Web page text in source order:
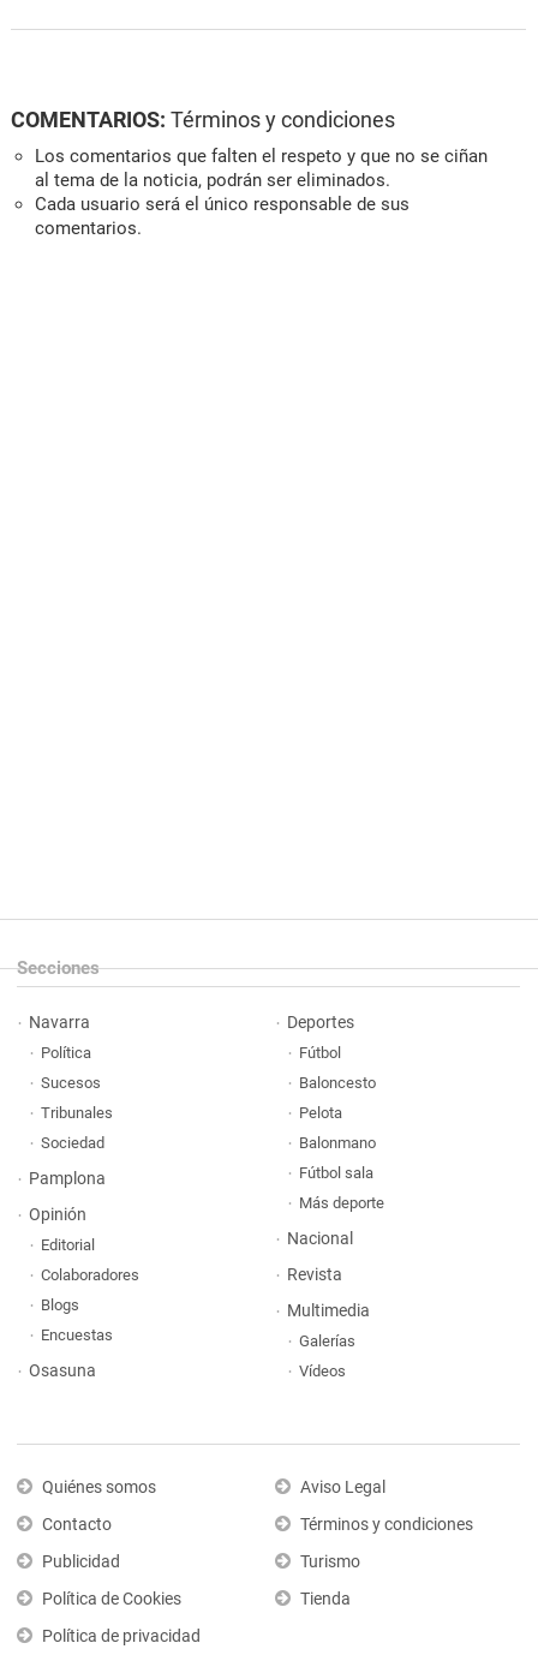
COMENTARIOS: Términos y condiciones
Los comentarios que falten el respeto y que no se ciñan
al tema de la noticia, podrán ser eliminados.
Cada usuario será el único responsable de sus
comentarios.
Secciones
Navarra
Política
Sucesos
Tribunales
Sociedad
Pamplona
Opinión
Editorial
Colaboradores
Blogs
Encuestas
Osasuna
Deportes
Fútbol
Baloncesto
Pelota
Balonmano
Fútbol sala
Más deporte
Nacional
Revista
Multimedia
Galerías
Vídeos
Quiénes somos
Contacto
Publicidad
Política de Cookies
Política de privacidad
Aviso Legal
Términos y condiciones
Turismo
Tienda